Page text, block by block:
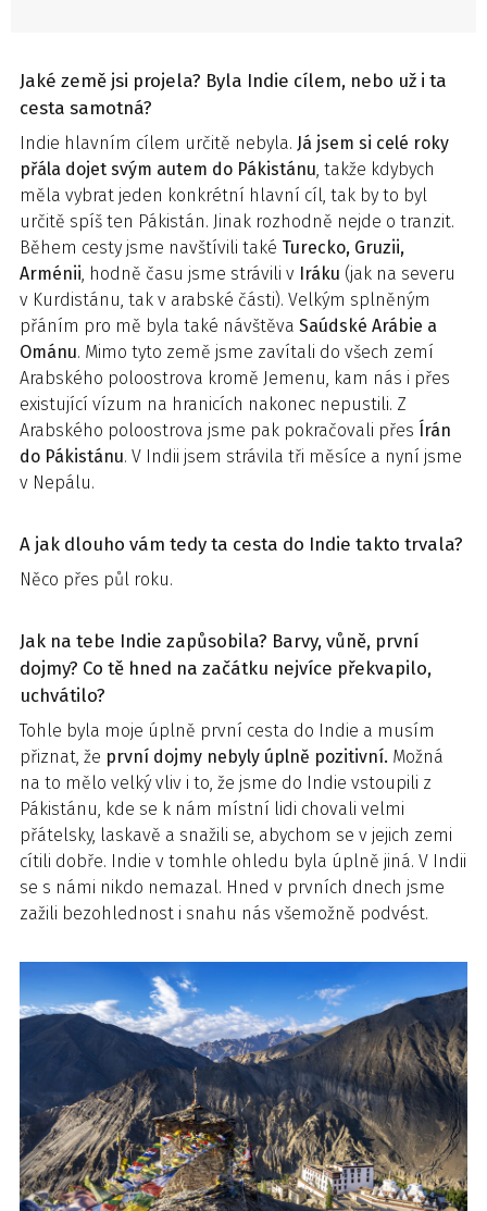
Jaké země jsi projela? Byla Indie cílem, nebo už i ta
cesta samotná?
Indie hlavním cílem určitě nebyla. Já jsem si celé roky
přála dojet svým autem do Pákistánu, takže kdybych
měla vybrat jeden konkrétní hlavní cíl, tak by to byl
určitě spíš ten Pákistán. Jinak rozhodně nejde o tranzit.
Během cesty jsme navštívili také Turecko, Gruzii,
Arménii, hodně času jsme strávili v Iráku (jak na severu
v Kurdistánu, tak v arabské části). Velkým splněným
přáním pro mě byla také návštěva Saúdské Arábie a
Ománu. Mimo tyto země jsme zavítali do všech zemí
Arabského poloostrova kromě Jemenu, kam nás i přes
existující vízum na hranicích nakonec nepustili. Z
Arabského poloostrova jsme pak pokračovali přes Írán
do Pákistánu. V Indii jsem strávila tři měsíce a nyní jsme
v Nepálu.
A jak dlouho vám tedy ta cesta do Indie takto trvala?
Něco přes půl roku.
Jak na tebe Indie zapůsobila? Barvy, vůně, první
dojmy? Co tě hned na začátku nejvíce překvapilo,
uchvátilo?
Tohle byla moje úplně první cesta do Indie a musím
přiznat, že první dojmy nebyly úplně pozitivní. Možná
na to mělo velký vliv i to, že jsme do Indie vstoupili z
Pákistánu, kde se k nám místní lidi chovali velmi
přátelsky, laskavě a snažili se, abychom se v jejich zemi
cítili dobře. Indie v tomhle ohledu byla úplně jiná. V Indii
se s námi nikdo nemazal. Hned v prvních dnech jsme
zažili bezohlednost i snahu nás všemožně podvést.